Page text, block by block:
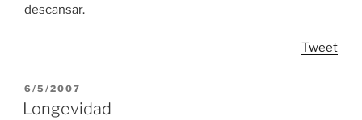
descansar.
Tweet
POSTED
ON
6/5/2007
Longevidad